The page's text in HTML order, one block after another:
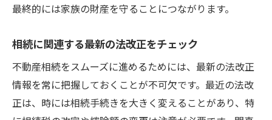
最終的には家族の財産を守ることにつながります。
相続に関連する最新の法改正をチェック
不動産相続をスムーズに進めるためには、最新の法改正
情報を常に把握しておくことが不可欠です。最近の法改
正は、時には相続手続きを大きく変えることがあり、特